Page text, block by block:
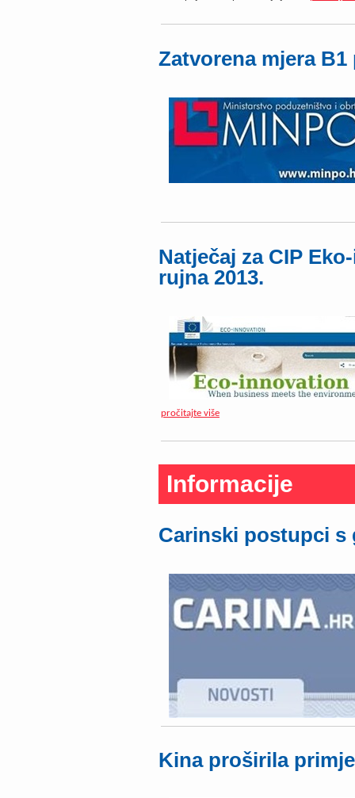
Zatvorena mjera
Natječaj za CIP
rujna 2013.
pročitajte više
Informacije
Carinski postupci
Kina proširila